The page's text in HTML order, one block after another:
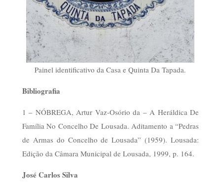
Painel identificativo da Casa e Quinta Da Tapada.
Bibliografia
1 – NÓBREGA, Artur Vaz-Osório da – A Heráldica De
Família No Concelho De Lousada. Aditamento a “Pedras
de Armas do Concelho de Lousada” (1959). Lousada:
Edição da Câmara Municipal de Lousada, 1999, p. 164.
José Carlos Silva